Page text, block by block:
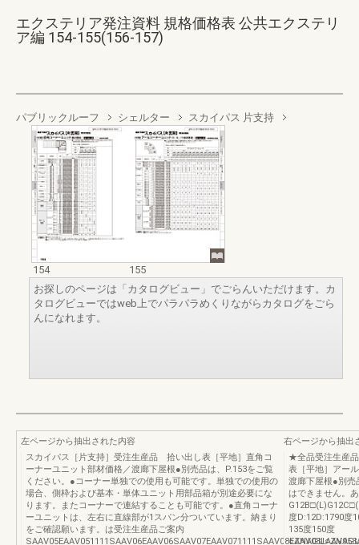
エクステリア発注資料 規格価格表 公共エクステリ
ア編 154-155(156-157)
パブリックルーフ シェルター スカイパス 片支持
154
155
お探しのページは「カタログビュー」でごらんいただけます。カ
タログビューではweb上でパラパラめくりながらカタログをごら
んになれます。
左ページから抽出された内容
スカイパス［片支持］受注生産品 拾い出し表［平地］直角コ
ーナーユニット部材価格／渡廊下屋根●別売品は、P.153をご覧
ください。●コーナー単独での使用も可能です。単独での使用の
場合、側枠および基本・単体ユニット用部品箱が別途必要にな
ります。またコーナーで連結することも可能です。●直角コーナ
ーユニットは、左右に直線部が1スパン分ついています。納まり
をご確認願います。は受注生産品ご案内
右ページから抽出
★全品受注生産
表［平地］アー
渡廊下屋根●別売
はできません。
度D:12D:1790度
135度150度